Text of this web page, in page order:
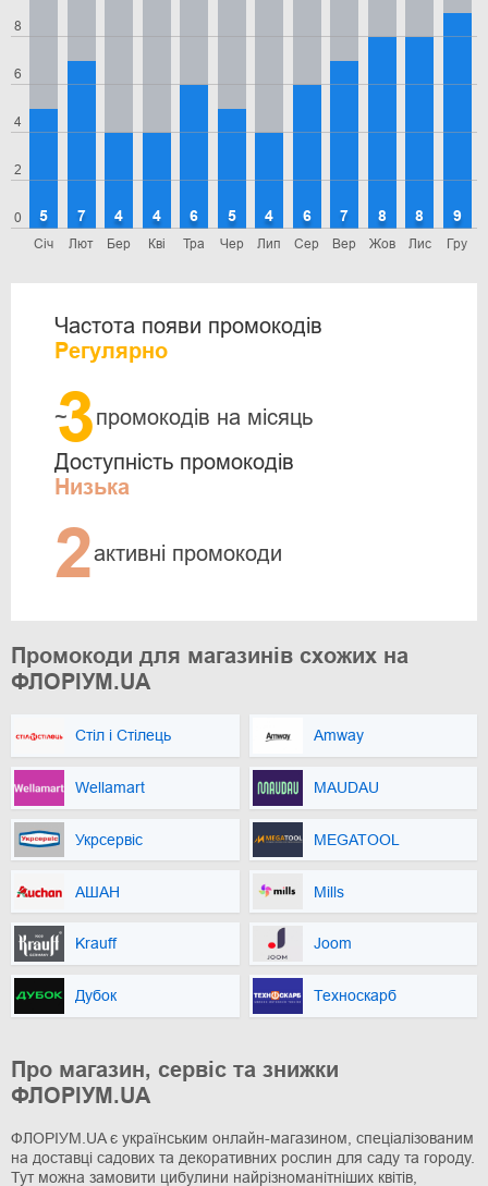
0
2
4
6
8
Січ
5
Лют
7
Бер
4
Кві
4
Тра
6
Чер
5
Лип
4
Сер
6
Вер
7
Жов
8
Лис
8
Гру
9
Частота появи промокодів
Регулярно
~
3промокодів на місяць
Доступність промокодів
Низька
2активні промокоди
Промокоди для магазинів схожих на
ФЛОРІУМ.UA
Стіл і Стілець Amway
Wellamart MAUDAU
Укрсервіс MEGATOOL
АШАН Mills
Krauff Joom
Дубок Техноскарб
Про магазин, сервіс та знижки
ФЛОРІУМ.UA
ФЛОРІУМ.UA є українським онлайн-магазином, спеціалізованим
на доставці садових та декоративних рослин для саду та городу.
Тут можна замовити цибулини найрізноманітніших квітів,